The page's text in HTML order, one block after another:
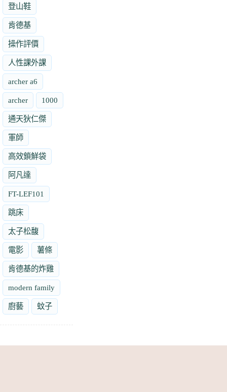
登山鞋
肯德基
操作評價
人性課外課
archer a6
archer 1000
通天狄仁傑
軍師
高效鎖鮮袋
阿凡達
FT-LEF101
跳床
太子松馥
電影 薯條
肯德基的炸雞
modern family
廚藝 蚊子